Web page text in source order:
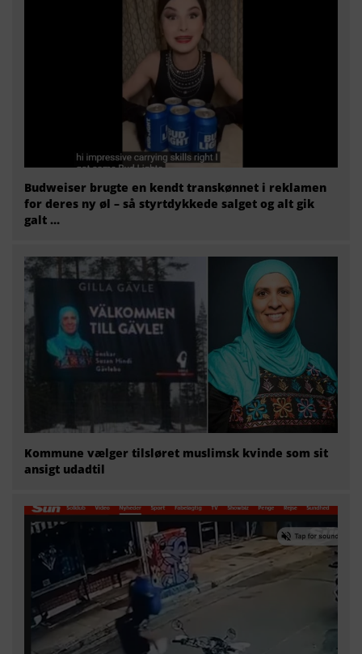
Budweiser brugte en kendt transkønnet i reklamen
for deres ny øl – så styrtdykkede salget og alt gik
galt …
Kommune vælger tilsløret muslimsk kvinde som sit
ansigt udadtil